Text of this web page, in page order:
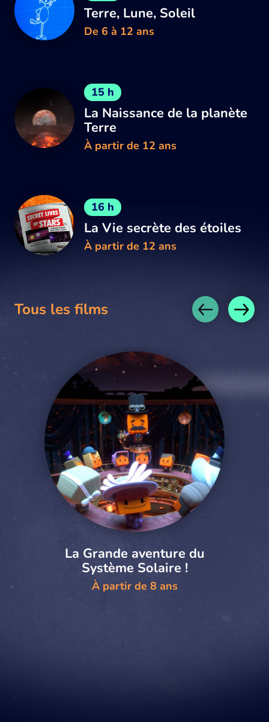
Terre, Lune, Soleil
De 6 à 12 ans
15 h
La Naissance de la planète
Terre
À partir de 12 ans
16 h
La Vie secrète des étoiles
À partir de 12 ans
Tous les films
La Grande aventure du
Système Solaire !
À partir de 8 ans